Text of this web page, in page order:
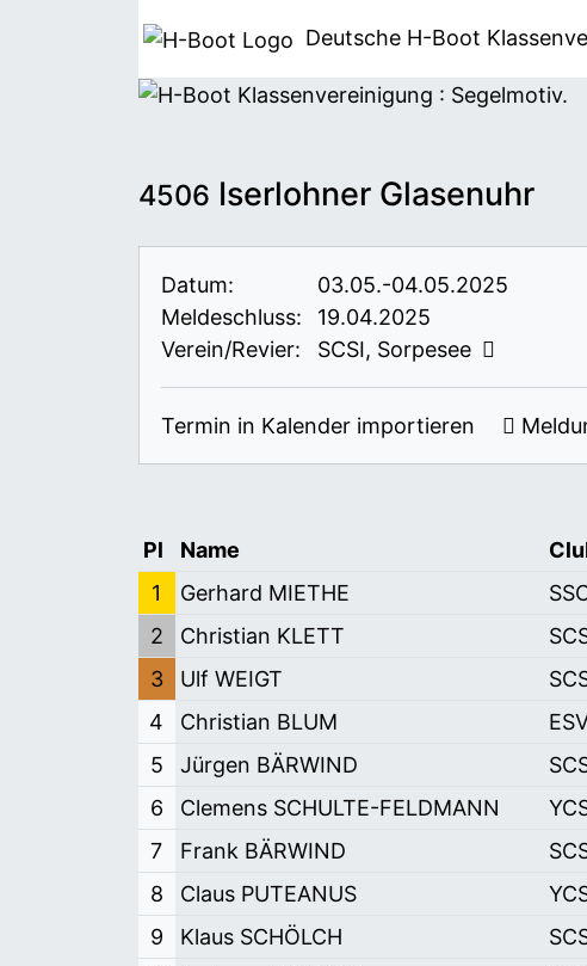
Deutsche H-Boot
4506 Iserlohner Glasenuhr
Datum:
03.05.-04.05.2025
Meldeschluss:
19.04.2025
Verein/Revier:
SCSI, Sorpesee
Termin in Kalender importieren
Pl Name
1
Gerhard MIETHE
2
Christian KLETT
3
Ulf WEIGT
4
Christian BLUM
5
Jürgen BÄRWIND
6
Clemens SCHULTE-FELDMANN
7
Frank BÄRWIND
8
Claus PUTEANUS
9
Klaus SCHÖLCH